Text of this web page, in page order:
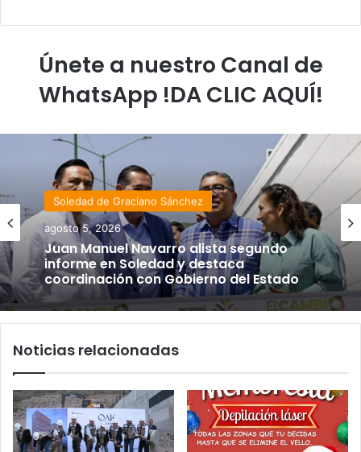
Únete a nuestro Canal de
WhatsApp !DA CLIC AQUÍ!
Soledad de Graciano Sánchez
agosto 5, 2026
Juan Manuel Navarro alista segundo
informe en Soledad y destaca
coordinación con Gobierno del Estado
Noticias relacionadas